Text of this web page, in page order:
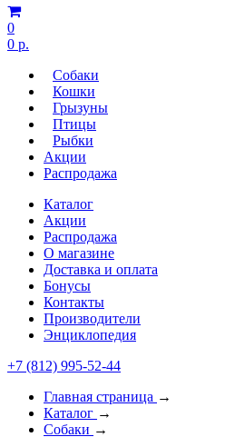
0
0 р.
Собаки
Кошки
Грызуны
Птицы
Рыбки
Акции
Распродажа
Каталог
Акции
Распродажа
О магазине
Доставка и оплата
Бонусы
Контакты
Производители
Энциклопедия
+7 (812) 995-52-44
Главная страница →
Каталог →
Собаки →